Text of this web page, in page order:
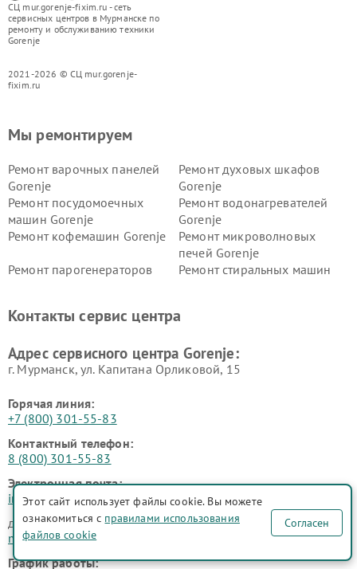
СЦ mur.gorenje-fixim.ru - сеть
сервисных центров в Мурманске по
ремонту и обслуживанию техники
Gorenje
2021-2026 © СЦ mur.gorenje-
fixim.ru
Мы ремонтируем
Ремонт варочных панелей
Gorenje
Ремонт духовых шкафов
Gorenje
Ремонт посудомоечных
машин Gorenje
Ремонт водонагревателей
Gorenje
Ремонт кофемашин Gorenje
Ремонт микроволновых
печей Gorenje
Ремонт парогенераторов
Ремонт стиральных машин
Контакты сервис центра
Адрес сервисного центра Gorenje:
г. Мурманск, ул. Капитана Орликовой, 15
Горячая линия:
+7 (800) 301-55-83
Контактный телефон:
8 (800) 301-55-83
Электронная почта:
info@gorenje-fixim.ru
для юридических лиц
manager@fix-gorenje.ru
График работы:
Этот сайт использует файлы cookie. Вы можете
ознакомиться с правилами использования
файлов cookie
Согласен